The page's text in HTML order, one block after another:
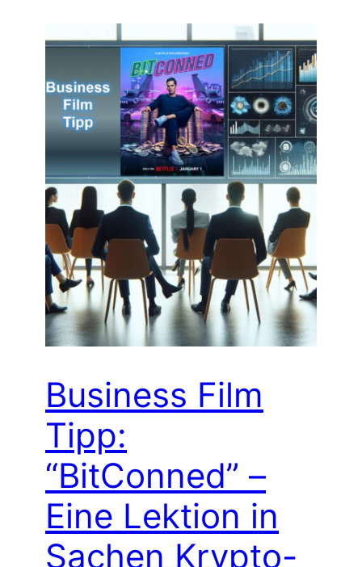
Business Film
Tipp:
“BitConned” –
Eine Lektion in
Sachen Krypto-